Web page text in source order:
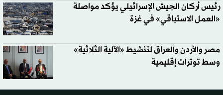
رئيس أركان الجيش الإسرائيلي يؤكد مواصلة
«العمل الاستباقي» في غزة
مصر والأردن والعراق لتنشيط «الآلية الثلاثية»
وسط توترات إقليمية